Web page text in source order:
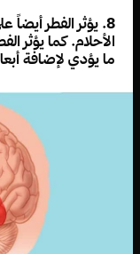
الأحلام. كما يؤثر
ما يؤدي لإضافة